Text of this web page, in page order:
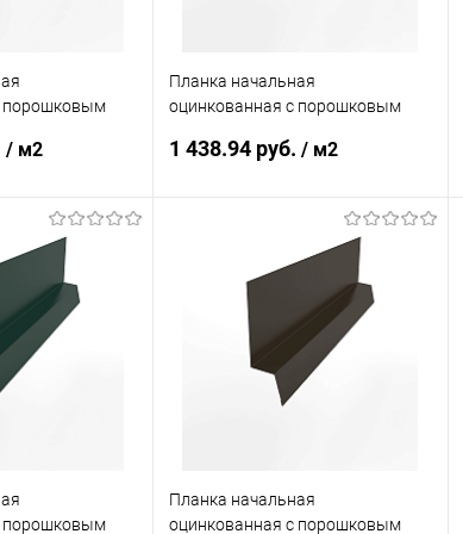
порошковым
/ м2
Сравнение
Планка начальная
оцинкованная с порошковым
625 мм RAL 1018
1 438.94 руб. / м2
В корзину
Купить в 1 клик Сравнение
В избранное
порошковым
Планка начальная
оцинкованная с порошковым